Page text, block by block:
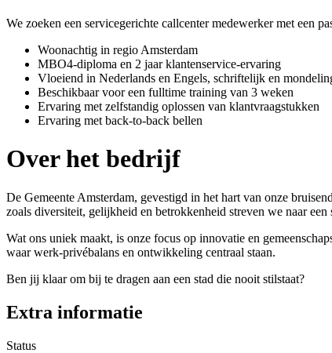
We zoeken een servicegerichte callcenter medewerker met een
Woonachtig in regio Amsterdam
MBO4-diploma en 2 jaar klantenservice-ervaring
Vloeiend in Nederlands en Engels, schriftelijk en
Beschikbaar voor een fulltime training van 3 weken
Ervaring met zelfstandig oplossen van klantvraagstukken
Ervaring met back-to-back bellen
Over het bedrijf
De Gemeente Amsterdam, gevestigd in het hart van onze
zoals diversiteit, gelijkheid en betrokkenheid streven we naar
Wat ons uniek maakt, is onze focus op innovatie en
waar werk-privébalans en ontwikkeling centraal staan.
Ben jij klaar om bij te dragen aan een stad die nooit stilstaat?
Extra informatie
Status